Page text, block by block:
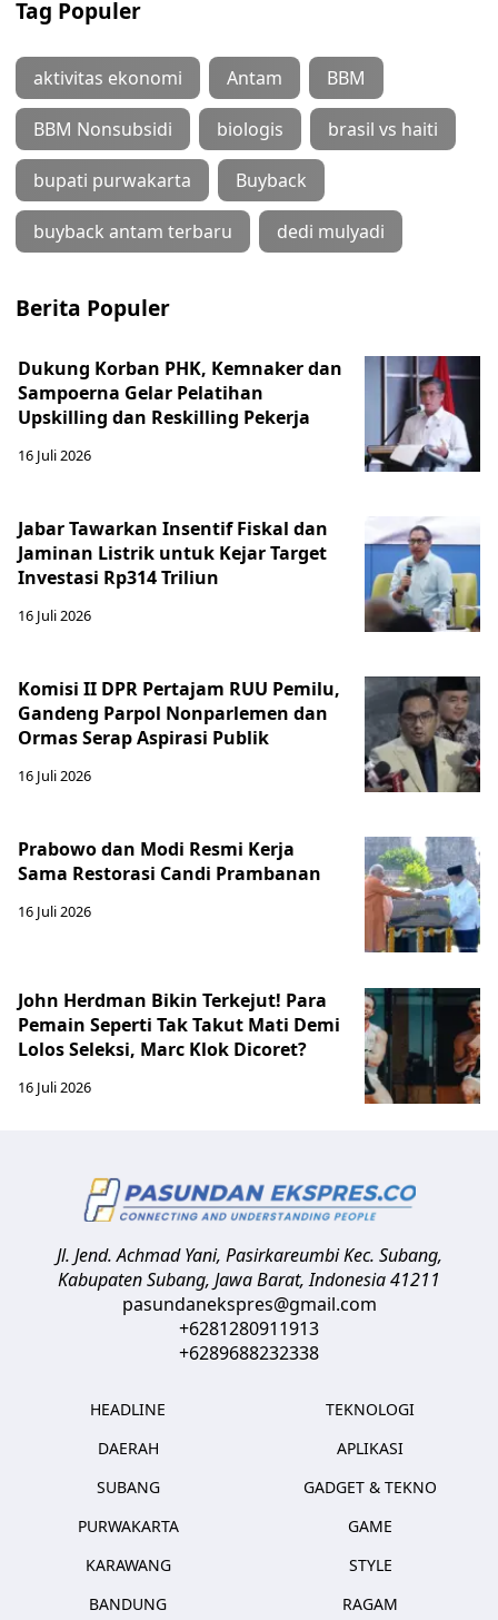
Tag Populer
aktivitas ekonomi Antam BBM
BBM Nonsubsidi biologis brasil vs haiti
bupati purwakarta Buyback
buyback antam terbaru dedi mulyadi
Berita Populer
Dukung Korban PHK, Kemnaker dan
Sampoerna Gelar Pelatihan
Upskilling dan Reskilling Pekerja
16 Juli 2026
Jabar Tawarkan Insentif Fiskal dan
Jaminan Listrik untuk Kejar Target
Investasi Rp314 Triliun
16 Juli 2026
Komisi II DPR Pertajam RUU Pemilu,
Gandeng Parpol Nonparlemen dan
Ormas Serap Aspirasi Publik
16 Juli 2026
Prabowo dan Modi Resmi Kerja
Sama Restorasi Candi Prambanan
16 Juli 2026
John Herdman Bikin Terkejut! Para
Pemain Seperti Tak Takut Mati Demi
Lolos Seleksi, Marc Klok Dicoret?
16 Juli 2026
Jl. Jend. Achmad Yani, Pasirkareumbi Kec. Subang,
Kabupaten Subang, Jawa Barat,Indonesia41211
pasundanekspres@gmail.com
+6281280911913
+6289688232338
HEADLINE
DAERAH
SUBANG
PURWAKARTA
KARAWANG
BANDUNG
TEKNOLOGI
APLIKASI
GADGET & TEKNO
GAME
STYLE
RAGAM